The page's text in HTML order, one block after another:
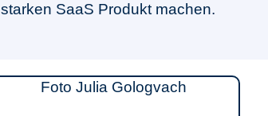
starken SaaS Produkt machen.